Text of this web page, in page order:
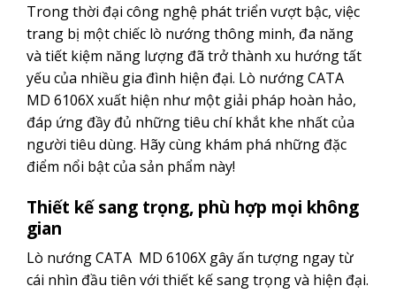
Trong thời đại công nghệ phát triển vượt bậc, việc
trang bị một chiếc lò nướng thông minh, đa năng
và tiết kiệm năng lượng đã trở thành xu hướng tất
yếu của nhiều gia đình hiện đại. Lò nướng CATA
MD 6106X xuất hiện như một giải pháp hoàn hảo,
đáp ứng đầy đủ những tiêu chí khắt khe nhất của
người tiêu dùng. Hãy cùng khám phá những đặc
điểm nổi bật của sản phẩm này!
Thiết kế sang trọng, phù hợp mọi không
gian
Lò nướng CATA MD 6106X gây ấn tượng ngay từ
cái nhìn đầu tiên với thiết kế sang trọng và hiện đại.